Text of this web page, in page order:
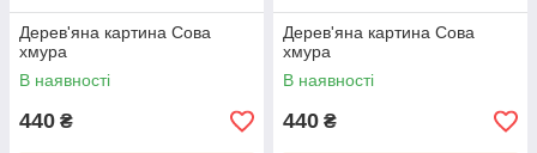
Дерев'яна картина Сова
хмура
В наявності
440 ₴
Дерев'яна картина Сова
хмура
В наявності
440 ₴